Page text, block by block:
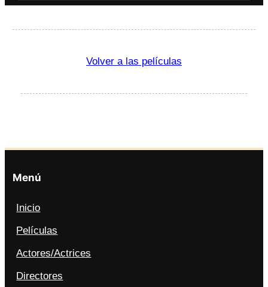
Volver a las películas
Menú
Inicio
Películas
Actores/Actrices
Directores